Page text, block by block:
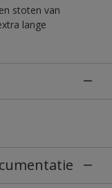
stoten van
lange